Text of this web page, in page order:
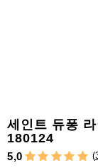
저
가
세인트 듀퐁
180124
5,0 (